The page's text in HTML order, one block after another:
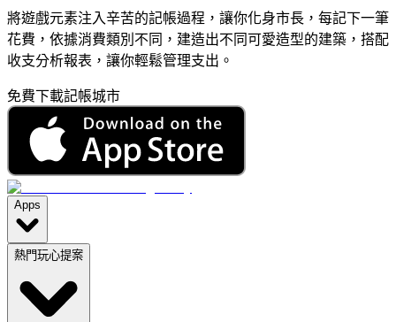
將遊戲元素注入辛苦的記帳過程，讓你化身市長，每記下一筆
花費，依據消費類別不同，建造出不同可愛造型的建築，搭配
收支分析報表，讓你輕鬆管理支出。
免費下載記帳城市
Apps
熱門玩心提案